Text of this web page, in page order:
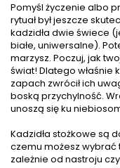
Pomyśl życzenie albo
rytuał był jeszcze
kadzidła dwie świece
białe, uniwersalne).
marzysz. Poczuj, jak
świat! Dlatego właśnie
zapach zwrócił ich
boską przychylność.
unoszą się ku
Kadzidła stożkowe są
czemu możesz wybrać
zależnie od nastroju